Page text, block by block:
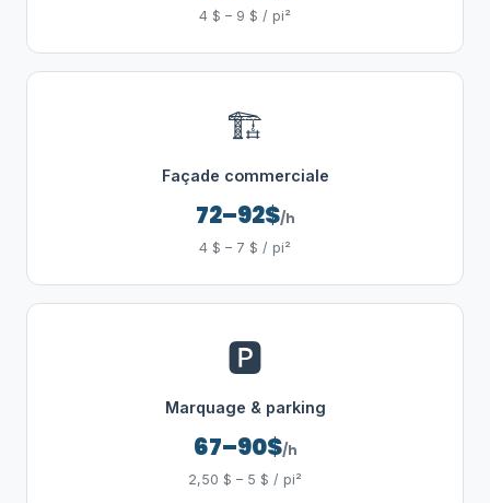
4 $ – 9 $ / pi²
🏗️
Façade commerciale
72–92$/h
4 $ – 7 $ / pi²
🅿️
Marquage & parking
67–90$/h
2,50 $ – 5 $ / pi²